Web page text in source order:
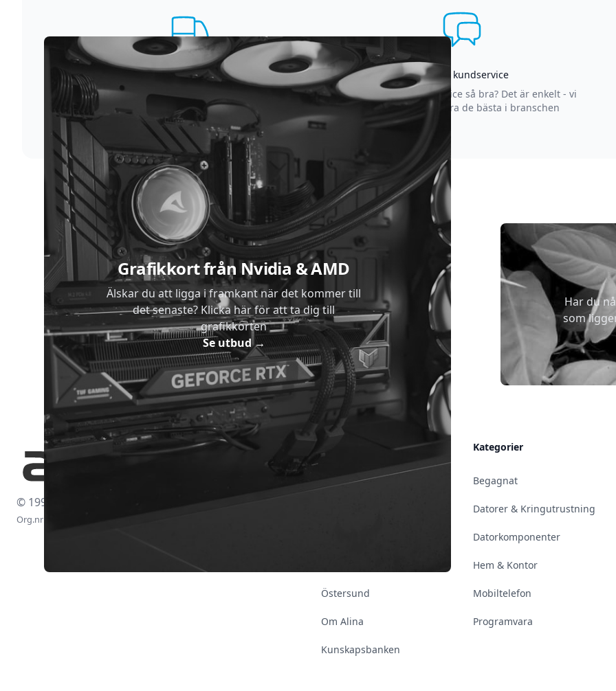
Supersnabb leverans
Vi förstår att du inte vill vänta. Därför packar och
skickar vi dina varor med blixtens hastighet
Asgrym kundservice
Varför är vår kundservice så bra? Det är enkelt - vi
strävar efter att vara de bästa i branschen
Grafikkort från Nvidia & AMD
Älskar du att ligga i framkant när det kommer till
det senaste? Klicka här för att ta dig till
grafikkorten
Se utbud→
Har du
som
© 1997-2026
Org.nr: 556438-4260
Kontakt & Öppettider
Östersund
Om Alina
Kunskapsbanken
Kategorier
Begagnat
Datorer & Kringutrustning
Datorkomponenter
Hem & Kontor
Mobiltelefon
Programvara